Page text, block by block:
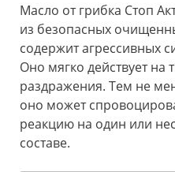
Масло от грибка Стоп
из безопасных
содержит агрессивных
Оно мягко действует на
раздражения. Тем не
оно может
реакцию на один или
составе.